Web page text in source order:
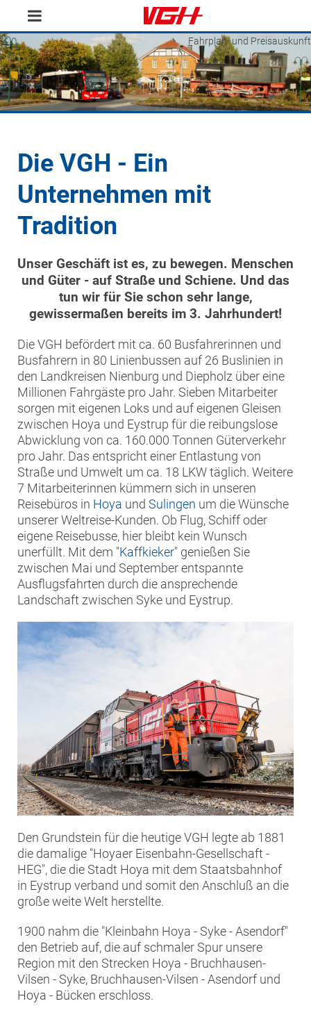
Fahrplan- und Preisauskunft
Die VGH - Ein
Unternehmen mit
Tradition
Unser Geschäft ist es, zu bewegen. Menschen
und Güter - auf Straße und Schiene. Und das
tun wir für Sie schon sehr lange,
gewissermaßen bereits im 3. Jahrhundert!
Die VGH befördert mit ca. 60 Busfahrerinnen und
Busfahrern in 80 Linienbussen auf 26 Buslinien in
den Landkreisen Nienburg und Diepholz über eine
Millionen Fahrgäste pro Jahr. Sieben Mitarbeiter
sorgen mit eigenen Loks und auf eigenen Gleisen
zwischen Hoya und Eystrup für die reibungslose
Abwicklung von ca. 160.000 Tonnen Güterverkehr
pro Jahr. Das entspricht einer Entlastung von
Straße und Umwelt um ca. 18 LKW täglich. Weitere
7 Mitarbeiterinnen kümmern sich in unseren
Reisebüros in Hoya und Sulingen um die Wünsche
unserer Weltreise-Kunden. Ob Flug, Schiff oder
eigene Reisebusse, hier bleibt kein Wunsch
unerfüllt. Mit dem "Kaffkieker" genießen Sie
zwischen Mai und September entspannte
Ausflugsfahrten durch die ansprechende
Landschaft zwischen Syke und Eystrup.
Den Grundstein für die heutige VGH legte ab 1881
die damalige "Hoyaer Eisenbahn-Gesellschaft -
HEG", die die Stadt Hoya mit dem Staatsbahnhof
in Eystrup verband und somit den Anschluß an die
große weite Welt herstellte.
1900 nahm die "Kleinbahn Hoya - Syke - Asendorf"
den Betrieb auf, die auf schmaler Spur unsere
Region mit den Strecken Hoya - Bruchhausen-
Vilsen - Syke, Bruchhausen-Vilsen - Asendorf und
Hoya - Bücken erschloss.